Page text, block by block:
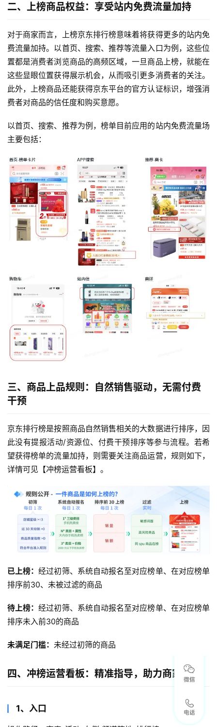
二、上榜商品权益：享受站内免费流量加持
对于商家而言，上榜京东排行榜意味着将获得更多的站内免
费流量加持。以首页、搜索、推荐等流量入口为例，这些位
置都是消费者浏览商品的高频区域，一旦商品上榜，就能在
这些显眼位置获得展示机会，从而吸引更多消费者的关注。
此外，上榜商品还能获得京东平台的官方认证标识，增强消
费者对商品的信任度和购买意愿。
以首页、搜索、推荐为例，榜单目前应用的站内免费流量场
主要包括：
三、商品上品规则：自然销售驱动，无需付费
干预
京东排行榜是按照商品自然销售相关的大数据进行排序，因
此没有提报活动/资源位、付费干预排序等参与流程。若希
望获得榜单的流量加持，则需要关注商品运营，规则如下，
详情可见【冲榜运营看板】。
已上榜：经过初筛、系统自动报名至对应榜单、在对应榜单
排序前30、未被过滤的商品
待上榜：经过初筛、系统自动报名至对应榜单、在对应榜单
排序未入前30的商品
未满足门槛： 未经过初筛的商品
四、冲榜运营看板：精准指导，助力商家冲榜
1、入口